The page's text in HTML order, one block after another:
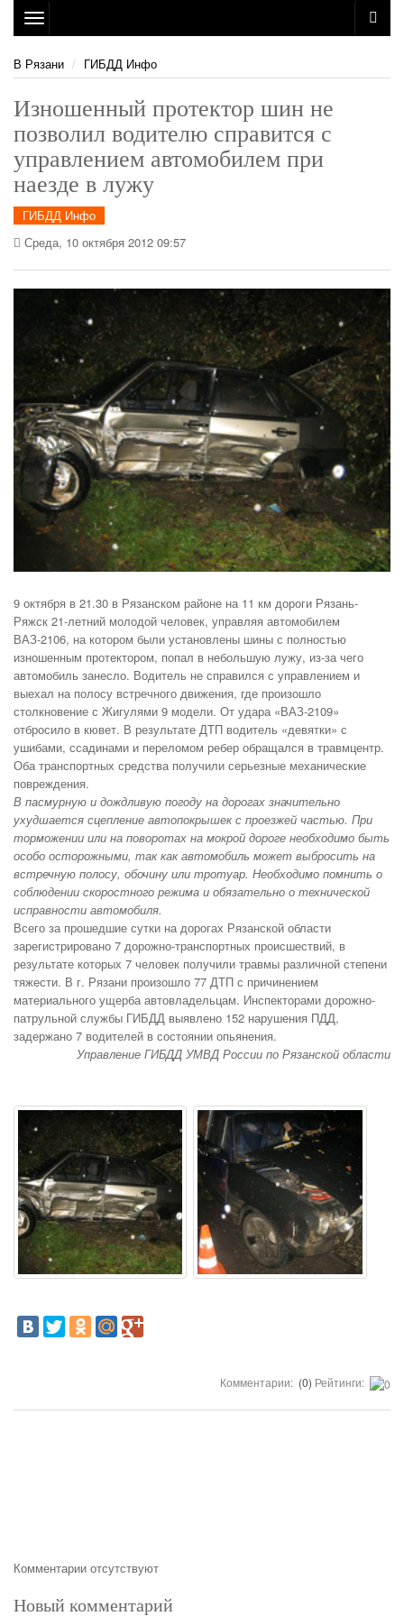
Toggle
navigation
В Рязани
ГИБДД Инфо
Изношенный протектор шин не
позволил водителю справится с
управлением автомобилем при
наезде в лужу
ГИБДД Инфо
Среда, 10 октября 2012 09:57
9 октября в 21.30 в Рязанском районе на 11 км дороги Рязань-
Ряжск 21-летний молодой человек, управляя автомобилем
ВАЗ-2106, на котором были установлены шины с полностью
изношенным протектором, попал в небольшую лужу, из-за чего
автомобиль занесло. Водитель не справился с управлением и
выехал на полосу встречного движения, где произошло
столкновение с Жигулями 9 модели. От удара «ВАЗ-2109»
отбросило в кювет. В результате ДТП водитель «девятки» с
ушибами, ссадинами и переломом ребер обращался в травмцентр.
Оба транспортных средства получили серьезные механические
повреждения.
В пасмурную и дождливую погоду на дорогах значительно
ухудшается сцепление автопокрышек с проезжей частью. При
торможении или на поворотах на мокрой дороге необходимо быть
особо осторожными, так как автомобиль может выбросить на
встречную полосу, обочину или тротуар. Необходимо помнить о
соблюдении скоростного режима и обязательно о технической
исправности автомобиля.
Всего за прошедшие сутки на дорогах Рязанской области
зарегистрировано 7 дорожно-транспортных происшествий, в
результате которых 7 человек получили травмы различной степени
тяжести. В г. Рязани произошло 77 ДТП с причинением
материального ущерба автовладельцам. Инспекторами дорожно-
патрульной службы ГИБДД выявлено 152 нарушения ПДД,
задержано 7 водителей в состоянии опьянения.
Управление ГИБДД УМВД России по Рязанской области
Комментарии: (0) Рейтинги:
Комментарии отсутствуют
Новый комментарий